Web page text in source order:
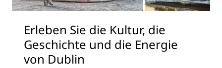
Erleben Sie die Kultur, die
Geschichte und die Energie
von Dublin